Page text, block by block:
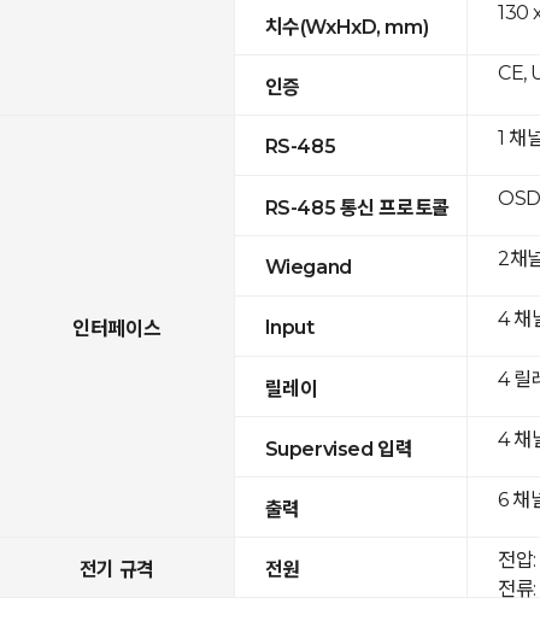
치수(WxHxD, mm)
인증
인터페이스
RS-485
RS-485 통신 프로토콜
Wiegand
Input
릴레이
Supervised 입력
출력
전기 규격 전원
130
CE,
1 채
2채
4 채
4 릴
4 채
6 채
전압
전류